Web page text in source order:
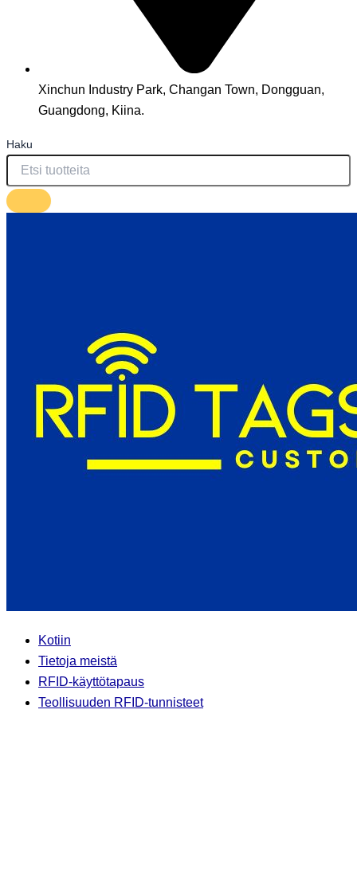
Xinchun Industry Park, Changan Town, Dongguan,
Guangdong, Kiina.
Haku
Kotiin
Tietoja meistä
RFID-käyttötapaus
Teollisuuden RFID-tunnisteet